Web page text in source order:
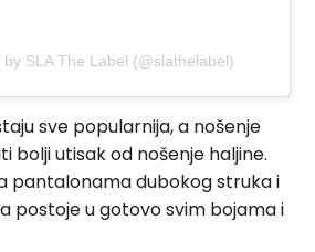
SLA The Label (@slathelabel)
sve popularnija, a nošenje
bolji utisak od nošenje haljine.
pantalonama dubokog struka i
postoje u gotovo svim bojama i